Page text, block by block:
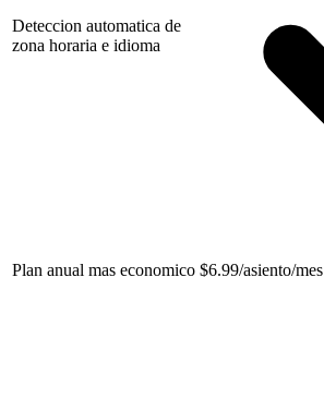
Deteccion automatica de
zona horaria e idioma
Plan anual mas economico $6.99/asiento/mes